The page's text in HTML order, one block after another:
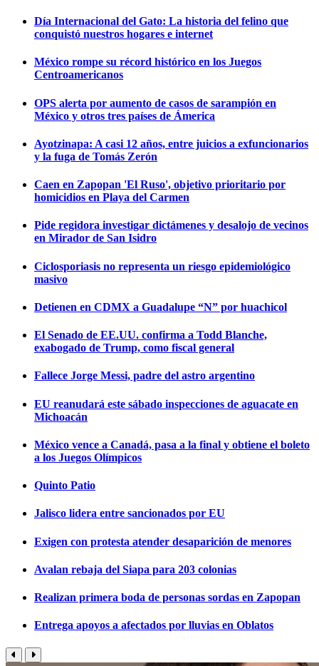
Día Internacional del Gato: La historia del felino que
conquistó nuestros hogares e internet
México rompe su récord histórico en los Juegos
Centroamericanos
OPS alerta por aumento de casos de sarampión en
México y otros tres países de Ámerica
Ayotzinapa: A casi 12 años, entre juicios a exfuncionarios
y la fuga de Tomás Zerón
Caen en Zapopan 'El Ruso', objetivo prioritario por
homicidios en Playa del Carmen
Pide regidora investigar dictámenes y desalojo de vecinos
en Mirador de San Isidro
Ciclosporiasis no representa un riesgo epidemiológico
masivo
Detienen en CDMX a Guadalupe “N” por huachicol
El Senado de EE.UU. confirma a Todd Blanche,
exabogado de Trump, como fiscal general
Fallece Jorge Messi, padre del astro argentino
EU reanudará este sábado inspecciones de aguacate en
Michoacán
México vence a Canadá, pasa a la final y obtiene el boleto
a los Juegos Olímpicos
Quinto Patio
Jalisco lidera entre sancionados por EU
Exigen con protesta atender desaparición de menores
Avalan rebaja del Siapa para 203 colonias
Realizan primera boda de personas sordas en Zapopan
Entrega apoyos a afectados por lluvias en Oblatos